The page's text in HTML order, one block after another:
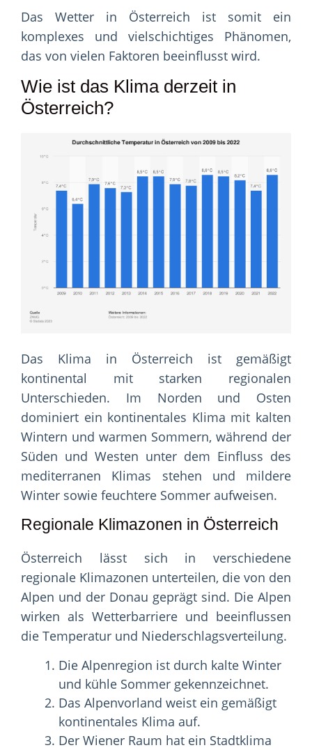
Das Wetter in Österreich ist somit ein
komplexes und vielschichtiges Phänomen,
das von vielen Faktoren beeinflusst wird.
Wie ist das Klima derzeit in
Österreich?
Das Klima in Österreich ist gemäßigt
kontinental mit starken regionalen
Unterschieden. Im Norden und Osten
dominiert ein kontinentales Klima mit kalten
Wintern und warmen Sommern, während der
Süden und Westen unter dem Einfluss des
mediterranen Klimas stehen und mildere
Winter sowie feuchtere Sommer aufweisen.
Regionale Klimazonen in Österreich
Österreich lässt sich in verschiedene
regionale Klimazonen unterteilen, die von den
Alpen und der Donau geprägt sind. Die Alpen
wirken als Wetterbarriere und beeinflussen
die Temperatur und Niederschlagsverteilung.
Die Alpenregion ist durch kalte Winter
und kühle Sommer gekennzeichnet.
Das Alpenvorland weist ein gemäßigt
kontinentales Klima auf.
Der Wiener Raum hat ein Stadtklima